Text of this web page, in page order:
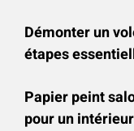
Démonter un
étapes
Papier peint
pour un